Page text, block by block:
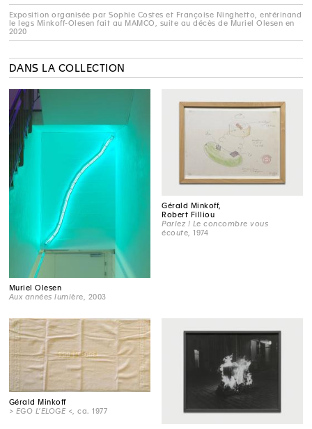
Exposition organisée par Sophie Costes et Françoise Ninghetto, entérinand
le legs Minkoff-Olesen fait au MAMCO, suite au décès de Muriel Olesen en
2020
DANS LA COLLECTION
Muriel Olesen
Aux années lumière , 2003
Gérald Minkoff,
Robert Filliou
Parlez ! Le concombre vous
écoute , 1974
Gérald Minkoff
> EGO L’ELOGE <
, ca. 1977